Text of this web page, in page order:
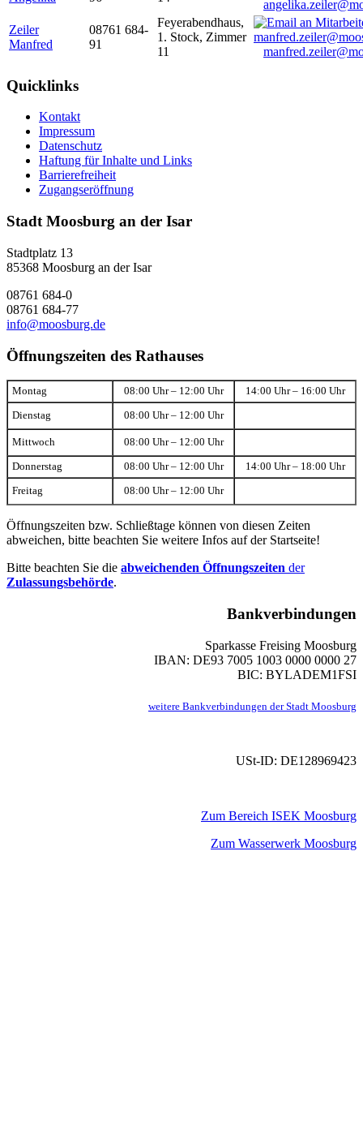
Zeiler
Manfred
08761 684-
91
Feyerabendhaus,
1. Stock, Zimmer
11
Quicklinks
Kontakt
Impressum
Datenschutz
Haftung für Inhalte und Links
Barrierefreiheit
Zugangseröffnung
Stadt Moosburg an der Isar
Stadtplatz 13
85368 Moosburg an der Isar
08761 684-0
08761 684-77
info@moosburg.de
Öffnungszeiten des Rathauses
Montag 08:00 Uhr – 12:00 Uhr 14:00 Uhr – 16:00 Uhr
Dienstag 08:00 Uhr – 12:00 Uhr
Mittwoch 08:00 Uhr – 12:00 Uhr
Donnerstag 08:00 Uhr – 12:00 Uhr 14:00 Uhr – 18:00 Uhr
Freitag 08:00 Uhr – 12:00 Uhr
Öffnungszeiten bzw. Schließtage können von diesen Zeiten
abweichen, bitte beachten Sie weitere Infos auf der Startseite!
Bitte beachten Sie die abweichenden Öffnungszeiten der
Zulassungsbehörde.
Bankverbindungen
Sparkasse Freising Moosburg
IBAN: DE93 7005 1003 0000 0000 27
BIC: BYLADEM1FSI
weitere Bankverbindungen der Stadt Moosburg
USt-ID: DE128969423
Zum Bereich ISEK Moosburg
Zum Wasserwerk Moosburg